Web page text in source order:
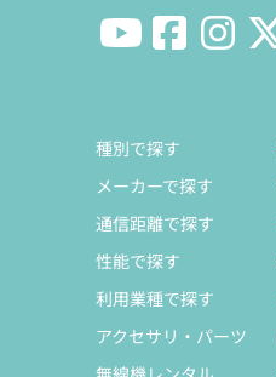
種別で探す
メーカーで探す
通信距離で探す
性能で探す
利用業種で探す
アクセサリ・パーツ